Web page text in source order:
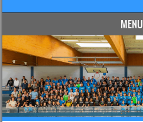
MENU
Skip to content